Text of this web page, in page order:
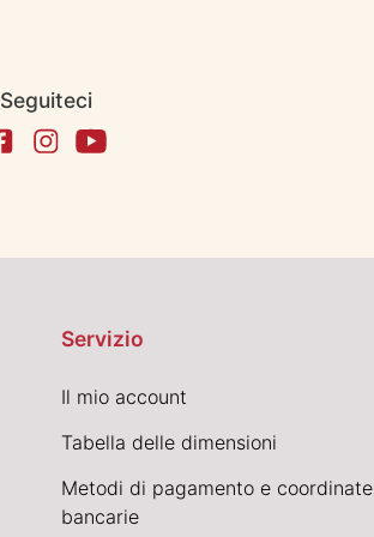
Seguiteci
Servizio
Il mio account
Tabella delle dimensioni
Metodi di pagamento e coordinate
bancarie